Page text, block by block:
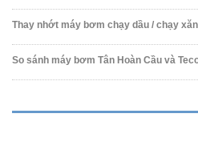
Thay nhớt máy bơm chạy dầu / chạy
So sánh máy bơm Tân Hoàn Cầu và